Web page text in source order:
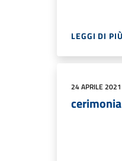
LEGGI DI PIÙ
24 APRILE 2021